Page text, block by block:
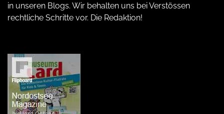
in unseren Blogs. Wir behalten uns bei Verstössen
rechtliche Schritte vor. Die Redaktion!